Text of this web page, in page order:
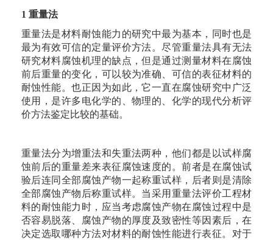
1 重量法
重量法是材料耐蚀能力的研究中最为基本，同时也是
最为有效可信的定量评价方法。尽管重量法具有无法
研究材料腐蚀机理的缺点，但是通过测量材料在腐蚀
前后重量的变化，可以较为准确、可信的表征材料的
耐蚀性能。也正因为如此，它一直在腐蚀研究中广泛
使用，是许多电化学的、物理的、化学的现代分析评
价方法鉴定比较的基础。
重量法分为增重法和失重法两种，他们都是以试样腐
蚀前后的重量差来表征腐蚀速度的。前者是在腐蚀试
验后连同全部腐蚀产物一起称重试样，后者则是清除
全部腐蚀产物后称重试样。当采用重量法评价工程材
料的耐蚀能力时，应当考虑腐蚀产物在腐蚀过程中是
否容易脱落、腐蚀产物的厚度及致密性等因素后，在
决定选取哪种方法对材料的耐蚀性能进行表征。对于